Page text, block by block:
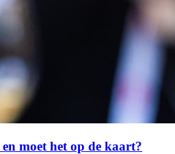
moet het op de kaart?